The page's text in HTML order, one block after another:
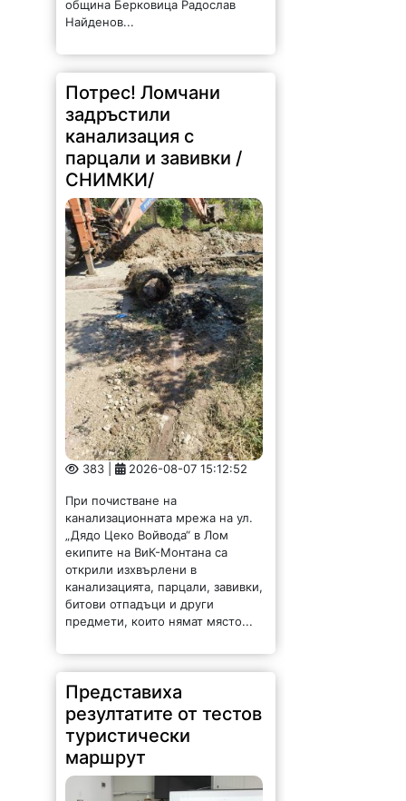
Найденов...
Потрес! Ломчани
задръстили
канализация с
парцали и завивки /
СНИМКИ/
383 | 2026-08-07 15:12:52
канализационната мрежа на ул.
„Дядо Цеко Войвода“ в Лом
екипите на ВиК-Монтана са
открили изхвърлени в
канализацията, парцали, завивки,
битови отпадъци и други
предмети, които нямат място...
Представиха
резултатите от тестов
туристически
маршрут